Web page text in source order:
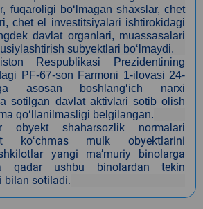
fuqaroligi bo‘lmagan shaxslar, chet
chet el investitsiyalari ishtirokidagi
davlat organlari, muassasalari
subyektlari bo‘lmaydi.
Respublikasi Prezidentining
PF-67-son Farmoni 1-ilovasi 24-
asosan boshlang‘ich narxi
sotilgan davlat aktivlari sotib olish
qo‘llanilmasligi belgilangan.
obyekt shaharsozlik normalari
koʻchmas mulk obyektlarini
yangi maʼmuriy binolarga
qadar ushbu binolardan tekin
bilan sotiladi.